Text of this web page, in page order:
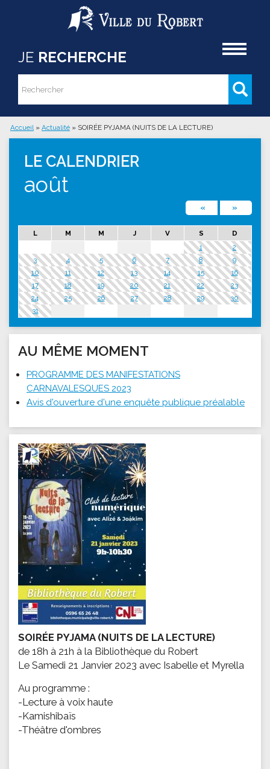
Aller au contenu principal
JE RECHERCHE
Formulaire de recherche
Rechercher
Vous êtes ici
Accueil » Actualité » SOIRÉE PYJAMA (NUITS DE LA LECTURE)
LE CALENDRIER
août
« »
L M M J V S
D
1
2
3
4 5 6 7 8
9
10
11 12 13 14 15
16
17
18 19 20 21 22
23
24
25 26 27 28 29
30
31
AU MÊME MOMENT
PROGRAMME DES MANIFESTATIONS
CARNAVALESQUES 2023
Avis d'ouverture d'une enquête publique préalable
SOIRÉE PYJAMA (NUITS DE LA LECTURE)
de 18h à 21h à la Bibliothèque du Robert
Le Samedi 21 Janvier 2023 avec Isabelle et Myrella
Au programme :
-Lecture à voix haute
-Kamishibaïs
-Théâtre d'ombres